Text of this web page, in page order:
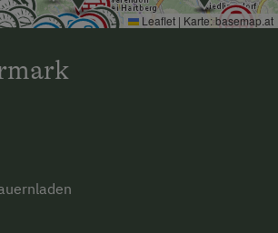
Leaflet | Karte:basemap.at